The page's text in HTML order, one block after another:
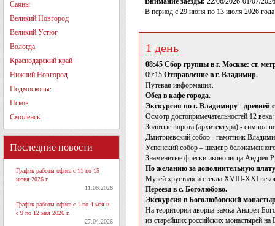
Саяны
Великий Новгород
Великий Устюг
Вологда
Краснодарский край
Нижний Новгород
Подмосковье
Псков
Смоленск
Последние новости
График работы офиса с 11 по 15
июня 2026 г.
11.06.2026
График работы офиса с 1 по 4 мая и
с 9 по 12 мая 2026 г.
27.04.2026
В период с 29 июня по 13 июля 2026 года
1 день
08:45 Сбор группы в г. Москве: ст.
09:15 Отправление в г. Владимир.
Путевая информация.
Обед в кафе города.
Экскурсия по г. Владимиру - древней
Осмотр достопримечательностей 12 века:
Золотые ворота (архитектура) - символ
Дмитриевский собор - памятник
Успенский собор – шедевр
Знаменитые фрески иконописца Андрея
По желанию за дополнительную
Музей хрусталя и стекла XVIII-XXI
Переезд в с. Боголюбово.
Экскурсия в Боголюбовский
На территории дворца-замка Андрея
из старейших российских монастырей